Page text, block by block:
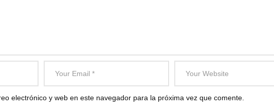
electrónico y web en este navegador para la próxima vez que comente.